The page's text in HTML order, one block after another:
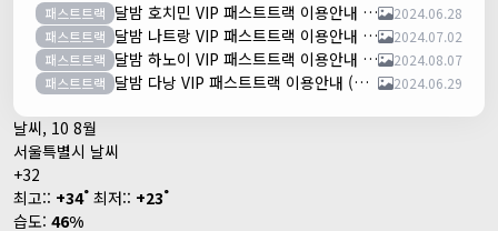
패스트트랙 달밤 호치민 VIP 패스트트랙 이용안내 (떤션넛공항)
2024.06.28
패스트트랙
달밤 나트랑 VIP 패스트트랙 이용안내 (깜란공항)
2024.07.02
패스트트랙
달밤 하노이 VIP 패스트트랙 이용안내 (노이바이공항)
2024.08.07
패스트트랙
달밤 다낭 VIP 패스트트랙 이용안내 (다낭국제공항) 2024.06.29
날씨, 10 8월
서울특별시 날씨
+32
최고:: +34° 최저:: +23°
습도: 46%